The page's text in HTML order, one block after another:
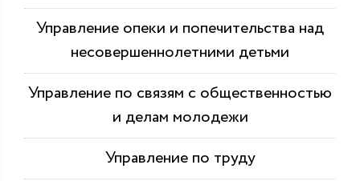
Управление опеки и попечительства над
несовершеннолетними детьми
Управление по связям с общественностью
и делам молодежи
Управление по труду